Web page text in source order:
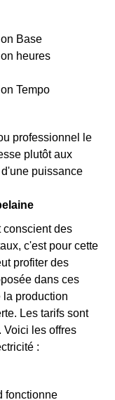
Base
heures
Tempo
professionnel le
plutôt aux
puissance
conscient des
c'est pour cette
profiter des
dans ces
la production
Les tarifs sont
Voici les offres
:
fonctionne